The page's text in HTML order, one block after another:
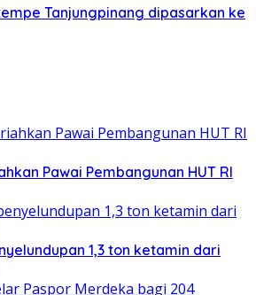
Tanjungpinang dipasarkan ke
Pawai Pembangunan HUT RI
1,3 ton ketamin dari